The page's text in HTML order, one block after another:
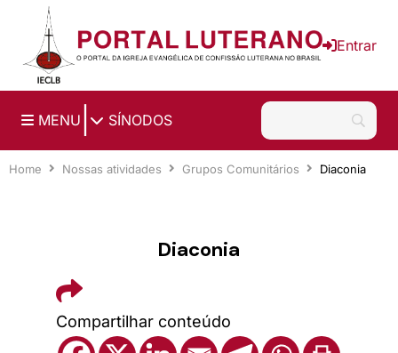
Ir para o conteúdo principal
Entrar
MENU SÍNODOS
Home Nossas atividades Grupos Comunitários Diaconia
Diaconia
Compartilhar conteúdo